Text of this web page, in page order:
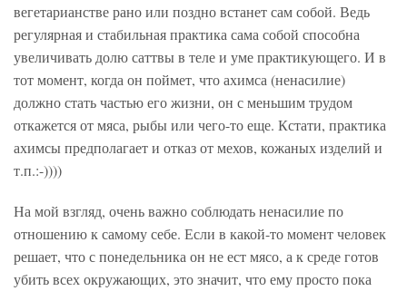
вегетарианстве рано или поздно встанет сам собой. Ведь
регулярная и стабильная практика сама собой способна
увеличивать долю саттвы в теле и уме практикующего. И в
тот момент, когда он поймет, что ахимса (ненасилие)
должно стать частью его жизни, он с меньшим трудом
откажется от мяса, рыбы или чего-то еще. Кстати, практика
ахимсы предполагает и отказ от мехов, кожаных изделий и
т.п.:-))))
На мой взгляд, очень важно соблюдать ненасилие по
отношению к самому себе. Если в какой-то момент человек
решает, что с понедельника он не ест мясо, а к среде готов
убить всех окружающих, это значит, что ему просто пока